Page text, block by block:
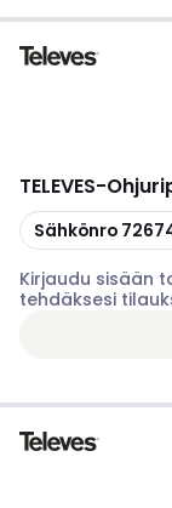
TELEVES-
Kopioi
Sähkönro
Kirjaudu sisään
tehdäksesi